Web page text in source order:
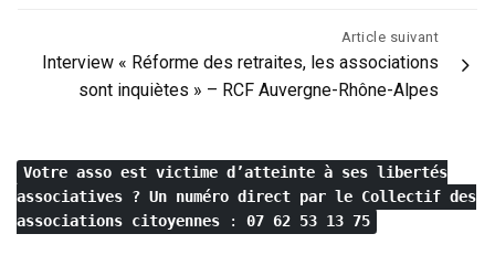
Article suivant
Interview « Réforme des retraites, les associations
sont inquiètes » – RCF Auvergne-Rhône-Alpes
Votre asso est victime d’atteinte à ses libertés
associatives ? Un numéro direct par le Collectif des
associations citoyennes : 07 62 53 13 75